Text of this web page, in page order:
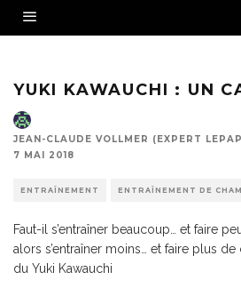
YUKI KAWAUCHI : UN
JEAN-CLAUDE VOLLMER (EXPERT
7 MAI 2018
ENTRAÎNEMENT ENTRAÎNEMENT DE
Faut-il s’entraîner beaucoup… et faire
alors s’entraîner moins… et faire plus
du Yuki Kawauchi